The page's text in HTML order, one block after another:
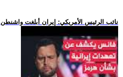
.. نائب الرئيس الأمريكي: إيران أبلغت